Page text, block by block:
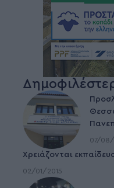
07/
Χρειάζονται
02/01/2015